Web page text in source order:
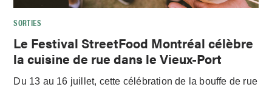
SORTIES
Le Festival StreetFood Montréal célèbre
la cuisine de rue dans le Vieux-Port
Du 13 au 16 juillet, cette célébration de la bouffe de rue